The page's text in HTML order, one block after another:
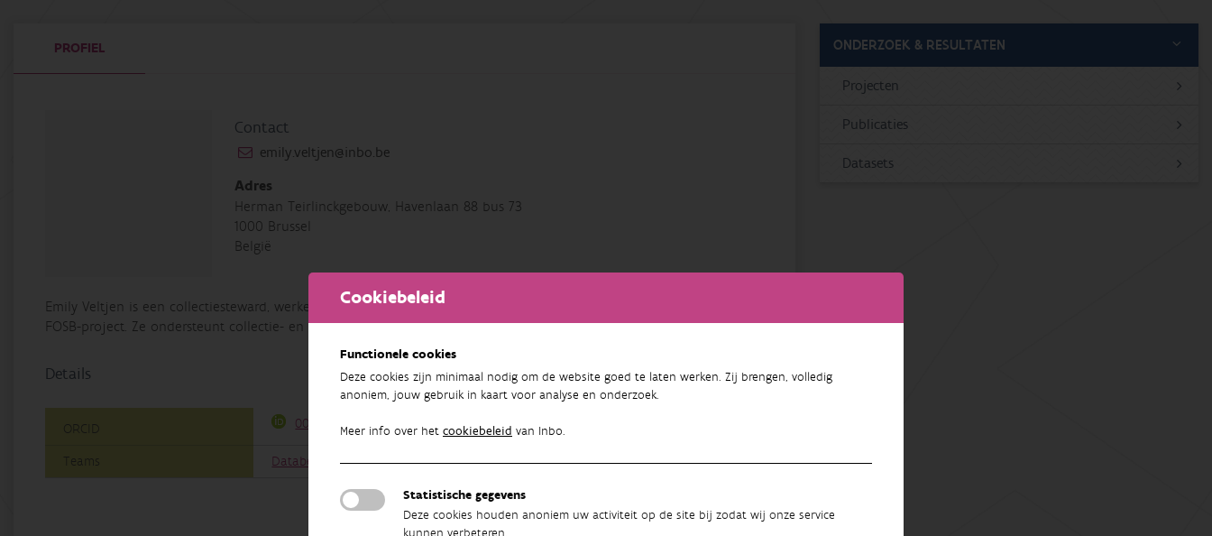
Cookiebeleid
Functionele cookies
Deze cookies zijn minimaal nodig om de website goed te laten werken. Zij brengen, volledig
anoniem, jouw gebruik in kaart voor analyse en onderzoek.
Meer info over het cookiebeleid van Inbo.
Statistische gegevens
Deze cookies houden anoniem uw activiteit op de site bij zodat wij onze service
PROFIEL
Contact
emily.veltjen@inbo.be
Adres
Herman Teirlinckgebouw, Havenlaan 88 bus 73
1000 Brussel
België
Emily Veltjen is een collectiesteward, werkend op het DiSSCo Flanders project, en een datasteward, werkend op het
FOSB-project. Ze ondersteunt collectie- en databeheer bij INBO.
Details
ORCID 0000-0002-3170-3345
Teams Databeheer
ONDERZOEK & RESULTATEN
Projecten
Publicaties
Datasets